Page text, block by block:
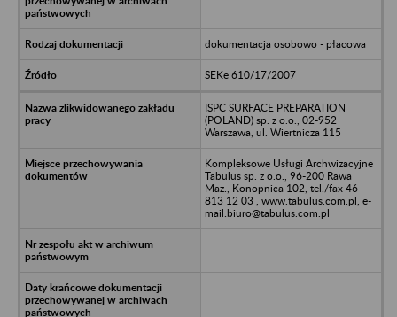
dokumentacja osobowo - płacowa
SEKe 610/17/2007
ISPC SURFACE PREPARATION
(POLAND) sp. z o.o., 02-952
Warszawa, ul. Wiertnicza 115
Kompleksowe Usługi Archwizacyjne
Tabulus sp. z o.o., 96-200 Rawa
Maz., Konopnica 102, tel./fax 46
813 12 03 , www.tabulus.com.pl, e-
mail:biuro@tabulus.com.pl